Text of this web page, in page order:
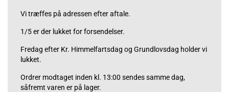
Vi træffes på adressen efter aftale.
1/5 er der lukket for forsendelser.
Fredag efter Kr. Himmelfartsdag og Grundlovsdag holder vi
lukket.
Ordrer modtaget inden kl. 13:00 sendes samme dag,
såfremt varen er på lager.